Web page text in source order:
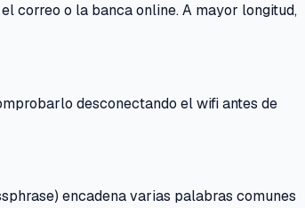
correo o la banca online. A mayor longitud,
desconectando el wifi antes de
encadena varias palabras comunes